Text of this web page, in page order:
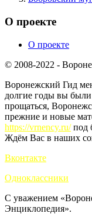
О проекте
О проекте
© 2008-2022 -
Воронежский Гид
долгие годы вы
прощаться,
прежние и новые
https://vrnency.ru/под
Ждём Вас в наших
Вконтакте
Одноклассники
С уважением
Энциклопедия».